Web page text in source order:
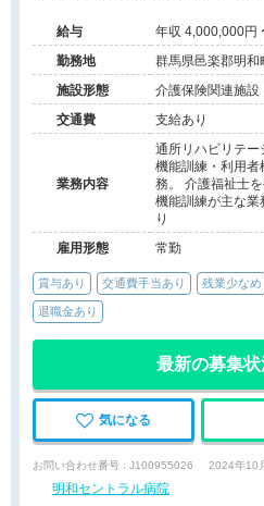
給与
勤務地
群馬県邑楽郡明和
施設形態
介護保険関連施設
交通費
支給あり
業務内容
通所リハビリテー
機能訓練・利用
務。 介護福祉士
機能訓練が主な業
り
雇用形態
常勤
賞与あり 交通費手当あり 残業少なめ
退職金あり
最新の募集
気になる
お問い合わせ番号 : J100955026 2024年10
明和セントラル病院